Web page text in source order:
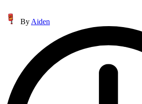
Posted
by
By Aiden